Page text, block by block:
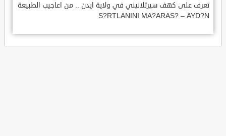
تعرف على كهف سيرتلانيني في ولاية ايدن .. من اعاجيب الطبيعة
S?RTLANINI MA?ARAS? – AYD?N